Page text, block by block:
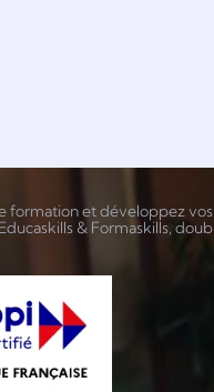
formation et développez
& Formaskills,